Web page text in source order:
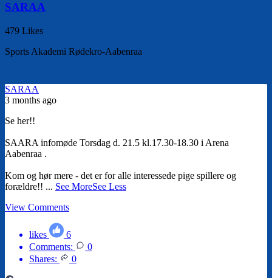
SARAA
479 Likes
Sports Akademi Rødekro-Aabenraa
SARAA
3 months ago
Se her!!
SAARA infomøde Torsdag d. 21.5 kl.17.30-18.30 i Arena
Aabenraa .
Kom og hør mere - det er for alle interessede pige spillere og
forældre!! ... See MoreSee Less
View Comments
likes
6
Comments:
0
Shares:
0